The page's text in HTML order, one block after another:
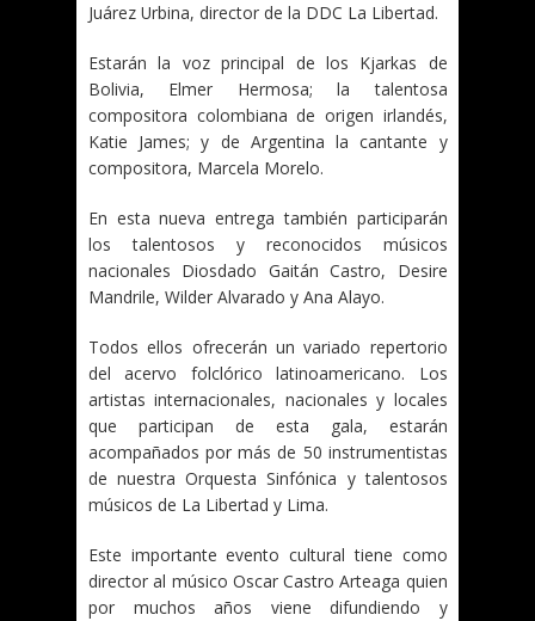
Juárez Urbina, director de la DDC La Libertad.
Estarán la voz principal de los Kjarkas de
Bolivia, Elmer Hermosa; la talentosa
compositora colombiana de origen irlandés,
Katie James; y de Argentina la cantante y
compositora, Marcela Morelo.
En esta nueva entrega también participarán
los talentosos y reconocidos músicos
nacionales Diosdado Gaitán Castro, Desire
Mandrile, Wilder Alvarado y Ana Alayo.
Todos ellos ofrecerán un variado repertorio
del acervo folclórico latinoamericano. Los
artistas internacionales, nacionales y locales
que participan de esta gala, estarán
acompañados por más de 50 instrumentistas
de nuestra Orquesta Sinfónica y talentosos
músicos de La Libertad y Lima.
Este importante evento cultural tiene como
director al músico Oscar Castro Arteaga quien
por muchos años viene difundiendo y